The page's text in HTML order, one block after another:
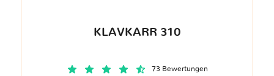
KLAVKARR 310
73 Bewertungen